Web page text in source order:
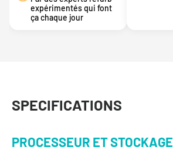
expérimentés qui font
ça chaque jour
SPECIFICATIONS
PROCESSEUR ET STOCKAGE